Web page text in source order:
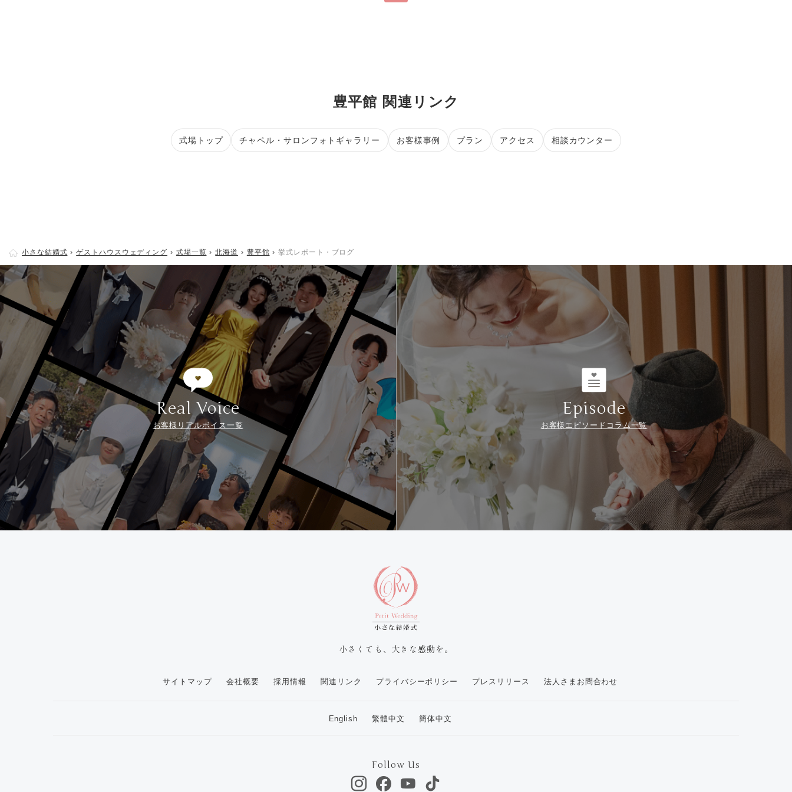
豊平館 関連リンク
式場トップ チャペル・サロンフォトギャラリー お客様事例 プラン アクセス 相談カウンター
小さな結婚式 ゲストハウスウェディング 式場一覧 北海道 豊平館 挙式レポート・ブログ
Real Voice
お客様リアルボイス一覧
Episode
お客様エピソードコラム一覧
小さくても、大きな感動を。
サイトマップ 会社概要 採用情報 関連リンク プライバシーポリシー プレスリリース 法人さまお問合わせ
English 繁體中文 簡体中文
Follow Us